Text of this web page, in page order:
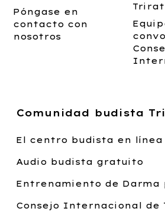
Póngase en
contacto con
nosotros
Comunidad budista
El centro budista en línea
Audio budista gratuito
Entrenamiento de Darma
Consejo Internacional de